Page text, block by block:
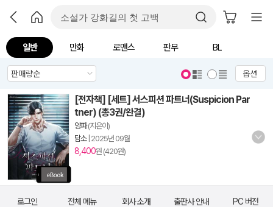
일반 만화 로맨스 판무 BL
옵션
[전자책] [세트] 서스피션 파트너(Suspicion Par
tner) (총3권/완결)
양파(지은이)
담소| 2025년 09월
8,400원 (420원)
로그인 전체 메뉴 회사 소개 출판사 안내 PC 버전